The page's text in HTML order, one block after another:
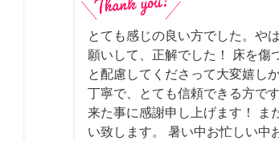
とても感じの良い方でした。や
願いして、正解でした！ 床を傷
と配慮してくださって大変嬉し
丁寧で、とても信頼できる方で
来た事に感謝申し上げます！ ま
い致します。 暑い中お忙しい中